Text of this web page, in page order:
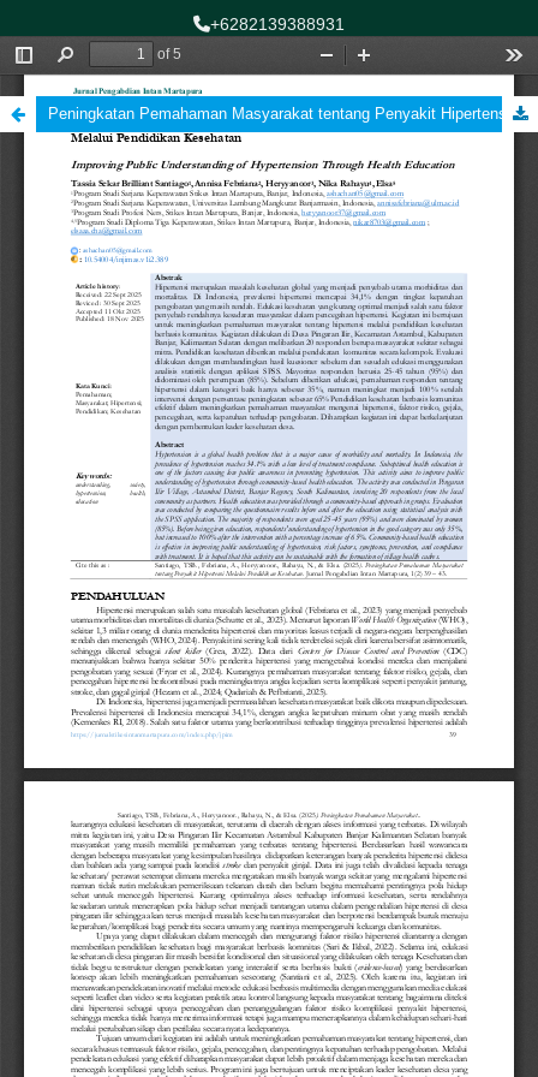
+6282139388931
asnihasaini@gmail.com
Follow Us:
Peningkatan Pemahaman Masyarakat tentang Penyakit Hipertensi Melalui Pendidikan Kesehatan